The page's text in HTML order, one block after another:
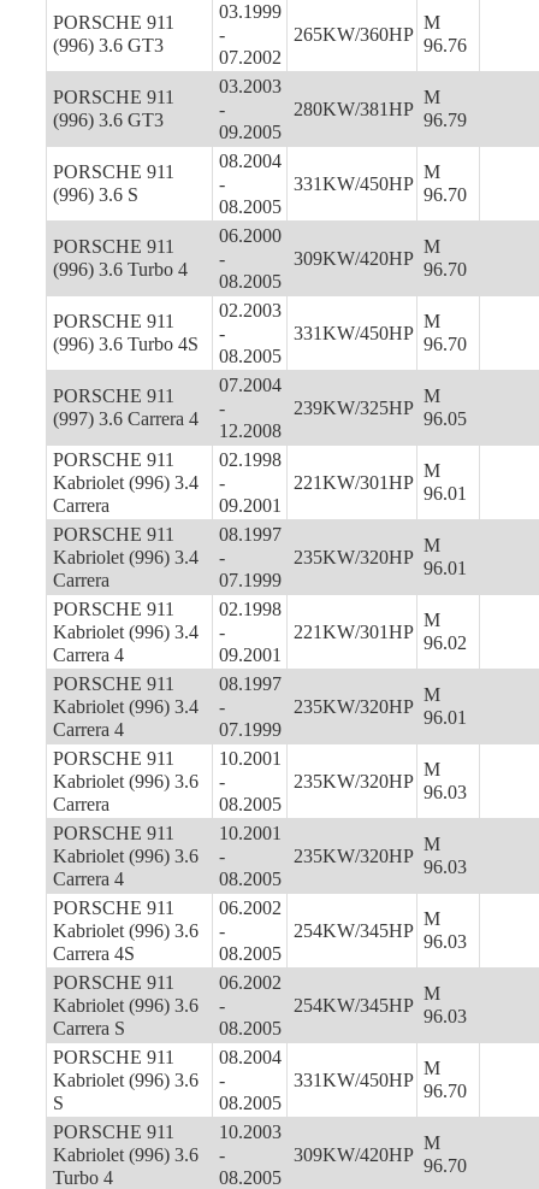
PORSCHE 911
(996) 3.6 GT3
03.1999
-
07.2002
265KW/360HP
M
96.76
PORSCHE 911
(996) 3.6 GT3
03.2003
-
09.2005
280KW/381HP
M
96.79
PORSCHE 911
(996) 3.6 S
08.2004
-
08.2005
331KW/450HP
M
96.70
PORSCHE 911
(996) 3.6 Turbo 4
06.2000
-
08.2005
309KW/420HP
M
96.70
PORSCHE 911
(996) 3.6 Turbo 4S
02.2003
-
08.2005
331KW/450HP
M
96.70
PORSCHE 911
(997) 3.6 Carrera 4
07.2004
-
12.2008
239KW/325HP
M
96.05
PORSCHE 911
Kabriolet (996) 3.4
Carrera
02.1998
-
09.2001
221KW/301HP
M
96.01
PORSCHE 911
Kabriolet (996) 3.4
Carrera
08.1997
-
07.1999
235KW/320HP
M
96.01
PORSCHE 911
Kabriolet (996) 3.4
Carrera 4
02.1998
-
09.2001
221KW/301HP
M
96.02
PORSCHE 911
Kabriolet (996) 3.4
Carrera 4
08.1997
-
07.1999
235KW/320HP
M
96.01
PORSCHE 911
Kabriolet (996) 3.6
Carrera
10.2001
-
08.2005
235KW/320HP
M
96.03
PORSCHE 911
Kabriolet (996) 3.6
Carrera 4
10.2001
-
08.2005
235KW/320HP
M
96.03
PORSCHE 911
Kabriolet (996) 3.6
Carrera 4S
06.2002
-
08.2005
254KW/345HP
M
96.03
PORSCHE 911
Kabriolet (996) 3.6
Carrera S
06.2002
-
08.2005
254KW/345HP
M
96.03
PORSCHE 911
Kabriolet (996) 3.6
S
08.2004
-
08.2005
331KW/450HP
M
96.70
PORSCHE 911
Kabriolet (996) 3.6
Turbo 4
10.2003
-
08.2005
309KW/420HP
M
96.70